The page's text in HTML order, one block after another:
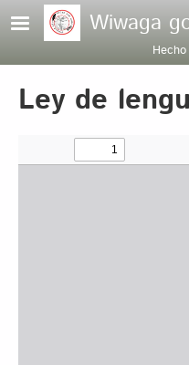
Pasar al contenido
Wiwaga
Ley de